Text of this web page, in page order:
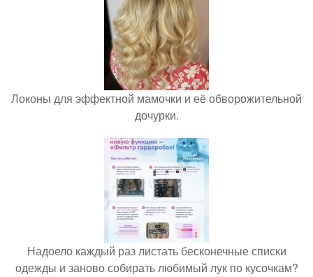
Локоны для эффектной мамочки и её обворожительной
дочурки.
Надоело каждый раз листать бесконечные списки
одежды и заново собирать любимый лук по кусочкам?